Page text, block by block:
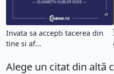
Invata sa accepti tacerea din
tine si af...
Alege un citat din altă